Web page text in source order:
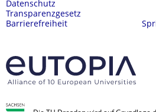
Datenschutz
Transparenzgesetz
Barrierefreiheit